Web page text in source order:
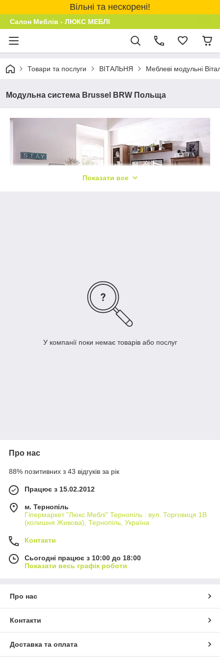
Вільні та нескорені!
Салон Меблів - ЛЮКС МЕБЛІ
Товари та послуги ВІТАЛЬНЯ Меблеві модульні
Модульна система Brussel BRW Польща
Показати все
У компанії поки немає товарів або послуг
Про нас
88% позитивних з 43 відгуків за рік
Працює з 15.02.2012
м. Тернопіль
Гіпермаркет "Люкс Меблі" Тернопіль : вул. Торговиця 1В
(колишня Живова), Тернопіль, Україна
Контакти
Сьогодні працює з 10:00 до 18:00
Показати весь графік роботи
Про нас
Контакти
Доставка та оплата